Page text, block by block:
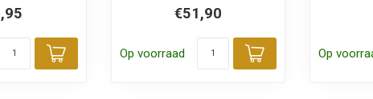
Toevoegen aan winkelwagen
€51,90
Op voorraad
Toevoegen
Op